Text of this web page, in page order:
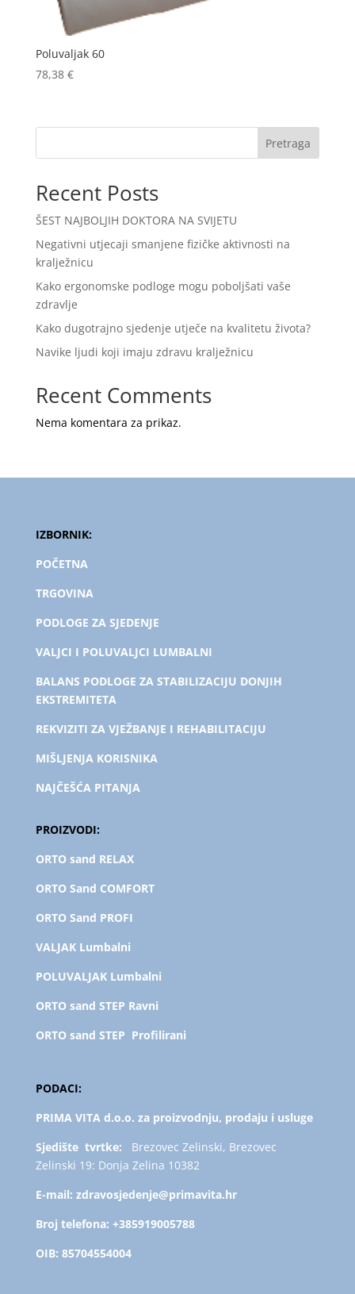
Poluvaljak 60
78,38 €
Pretraga
Recent Posts
ŠEST NAJBOLJIH DOKTORA NA SVIJETU
Negativni utjecaji smanjene fizičke aktivnosti na
kralježnicu
Kako ergonomske podloge mogu poboljšati vaše
zdravlje
Kako dugotrajno sjedenje utječe na kvalitetu života?
Navike ljudi koji imaju zdravu kralježnicu
Recent Comments
Nema komentara za prikaz.
IZBORNIK:
POČETNA
TRGOVINA
PODLOGE ZA SJEDENJE
VALJCI I POLUVALJCI LUMBALNI
BALANS PODLOGE ZA STABILIZACIJU DONJIH
EKSTREMITETA
REKVIZITI ZA VJEŽBANJE I REHABILITACIJU
MIŠLJENJA KORISNIKA
NAJČEŠĆA PITANJA
PROIZVODI:
ORTO sand RELAX
ORTO Sand COMFORT
ORTO Sand PROFI
VALJAK Lumbalni
POLUVALJAK Lumbalni
ORTO sand STEP Ravni
ORTO sand STEP Profilirani
PODACI:
PRIMA VITA d.o.o. za proizvodnju, prodaju i usluge
Sjedište tvrtke:
Brezovec Zelinski, Brezovec
Zelinski 19: Donja Zelina 10382
E-mail: zdravosjedenje@primavita.hr
Broj telefona: +385919005788
OIB: 85704554004